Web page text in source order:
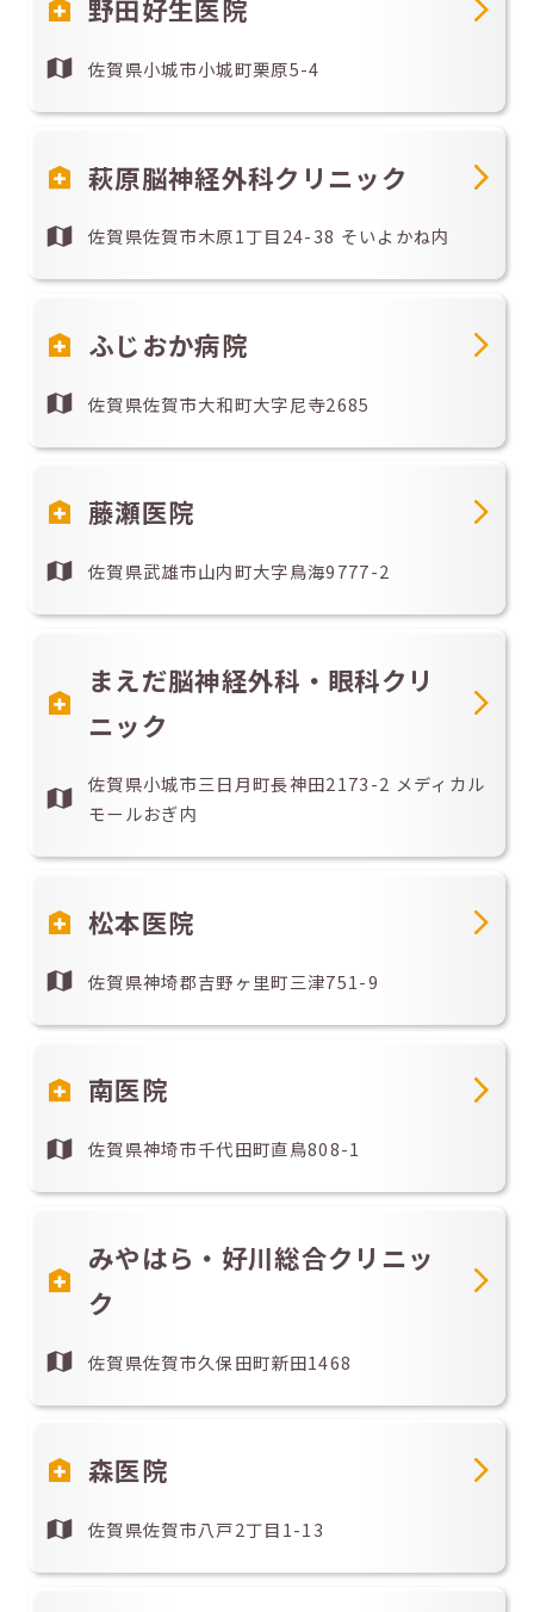
野田好生医院
佐賀県小城市小城町栗原5-4
萩原脳神経外科クリニック
佐賀県佐賀市木原1丁目24-38 そいよかね内
ふじおか病院
佐賀県佐賀市大和町大字尼寺2685
藤瀬医院
佐賀県武雄市山内町大字鳥海9777-2
まえだ脳神経外科・眼科クリ
ニック
佐賀県小城市三日月町長神田2173-2 メディカル
モールおぎ内
松本医院
佐賀県神埼郡吉野ヶ里町三津751-9
南医院
佐賀県神埼市千代田町直鳥808-1
みやはら・好川総合クリニッ
ク
佐賀県佐賀市久保田町新田1468
森医院
佐賀県佐賀市八戸2丁目1-13